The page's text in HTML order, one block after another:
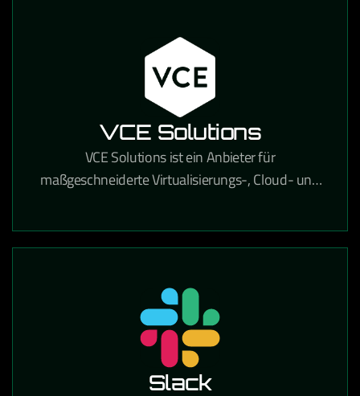
VCE Solutions
VCE Solutions ist ein Anbieter für
maßgeschneiderte Virtualisierungs-, Cloud- und
zukunftsfähig zu gestalten. Mit umfassender
Betrieb hilft VCE Solutions dabei, komplexe IT-
Prozesse zu vereinfachen, Ressourcen optimal zu
nutzen und eine stabile Grundlage für digitales
Wachstum zu schaffen.
Slack